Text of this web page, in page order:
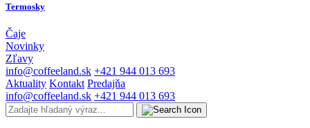
Termosky
Čaje
Novinky
Zľavy
info@coffeeland.sk +421 944 013 693
Aktuality Kontakt Predajňa
info@coffeeland.sk +421 944 013 693